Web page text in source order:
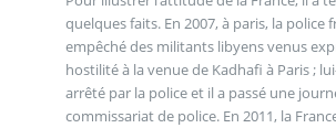
quelques faits. En 2007, à paris, la police
empêché des militants libyens venus
hostilité à la venue de Kadhafi à Paris ;
arrêté par la police et il a passé une
commissariat de police. En 2011, la